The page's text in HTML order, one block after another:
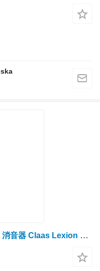
联合收割机 Claas Lexion 560 的 消音器 Claas Lexion 560 消声器 0007980462（发动机 c6.6、c10、c13；排气系统